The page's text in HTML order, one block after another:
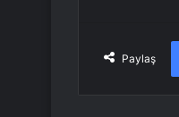
Paylaş